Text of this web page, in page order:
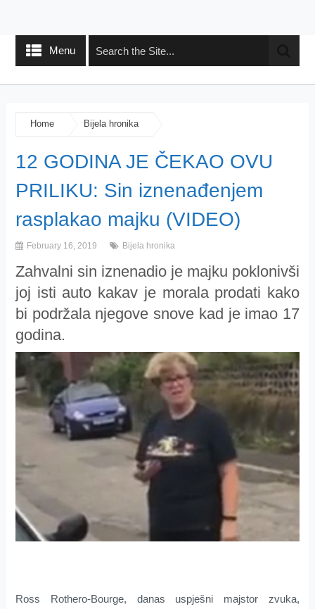
Menu
Home Bijela hronika
12 GODINA JE ČEKAO OVU
PRILIKU: Sin iznenađenjem
rasplakao majku (VIDEO)
February 16, 2019 Bijela hronika
Zahvalni sin iznenadio je majku poklonivši
joj isti auto kakav je morala prodati kako
bi podržala njegove snove kad je imao 17
godina.
Ross Rothero-Bourge, danas uspješni majstor zvuka,